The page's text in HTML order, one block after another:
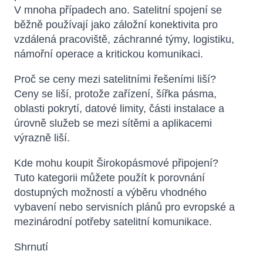
V mnoha případech ano. Satelitní spojení se
běžně používají jako záložní konektivita pro
vzdálená pracoviště, záchranné týmy, logistiku,
námořní operace a kritickou komunikaci.
Proč se ceny mezi satelitními řešeními liší?
Ceny se liší, protože zařízení, šířka pásma,
oblasti pokrytí, datové limity, části instalace a
úrovně služeb se mezi sítěmi a aplikacemi
výrazně liší.
Kde mohu koupit Širokopásmové připojení?
Tuto kategorii můžete použít k porovnání
dostupných možností a výběru vhodného
vybavení nebo servisních plánů pro evropské a
mezinárodní potřeby satelitní komunikace.
Shrnutí